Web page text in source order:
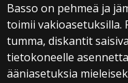
Basso on pehmeä ja
toimii vakioasetuksilla.
tumma, diskantit
tietokoneelle
ääniasetuksia